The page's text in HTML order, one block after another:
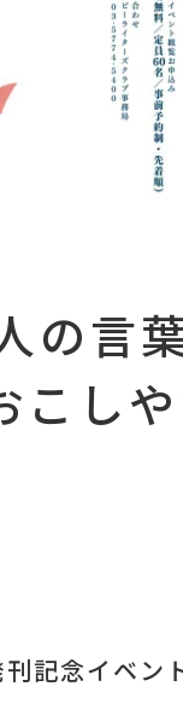
の言
こし
記念イベン